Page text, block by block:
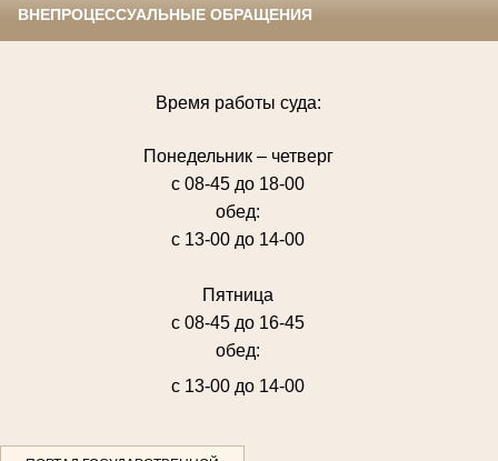
ВНЕПРОЦЕССУАЛЬНЫЕ ОБРАЩЕНИЯ
Время работы суда:
Понедельник – четверг
с 08-45 до 18-00
обед:
с 13-00 до 14-00
Пятница
с 08-45 до 16-45
обед:
с 13-00 до 14-00